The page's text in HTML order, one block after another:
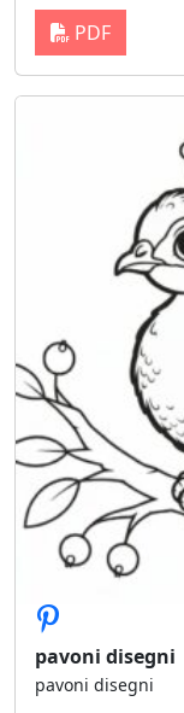
PDF
pavoni disegni
pavoni disegni